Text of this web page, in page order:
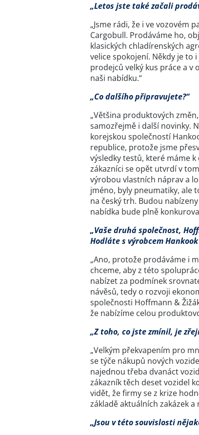
„Letos jste také začali
„Jsme rádi, že i ve vozovém
Cargobull. Prodáváme ho,
klasických chladírenských
velice spokojení. Někdy je to
prodejců velký kus práce a
naši nabídku.“
„Co dalšího připravujete?“
„Většina produktových
samozřejmě i další novinky.
korejskou společností
republice, protože jsme
výsledky testů, které máme
zákazníci se opět utvrdí v
výrobou vlastních náprav a
jméno, byly pneumatiky, ale
na český trh. Budou
nabídka bude plně
„Vaše druhá společnost,
Hodláte s výrobcem
„Ano, protože prodáváme i
chceme, aby z této
nabízet za podmínek
návěsů, tedy o rozvoji
společnosti Hoffmann &
že nabízíme celou
„Z toho, co jste zmínil, je
„Velkým překvapením pro
se týče nákupů nových
najednou třeba dvanáct
zákazník těch deset vozidel
vidět, že firmy se z krize
základě aktuálních zakázek
„Jsou v této souvislosti